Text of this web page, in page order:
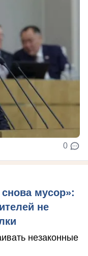
0
мусор»:
не
незаконные